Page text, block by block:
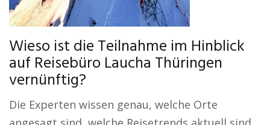
Wieso ist die Teilnahme im Hinblick
auf Reisebüro Laucha Thüringen
vernünftig?
Die Experten wissen genau, welche Orte